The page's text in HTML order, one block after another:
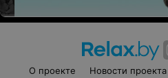
О проекте Новости проекта